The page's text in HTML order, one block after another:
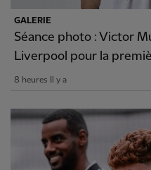
GALERIE
Séance photo : Victor
Liverpool pour la
8 heures Il y a